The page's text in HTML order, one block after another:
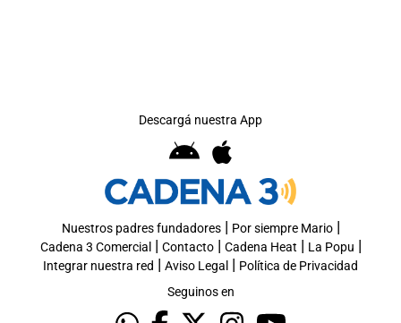
Descargá nuestra App
Nuestros padres fundadores| Por siempre Mario|
Cadena 3 Comercial | Contacto| Cadena Heat | La Popu |
Integrar nuestra red | Aviso Legal | Política de Privacidad
Seguinos en